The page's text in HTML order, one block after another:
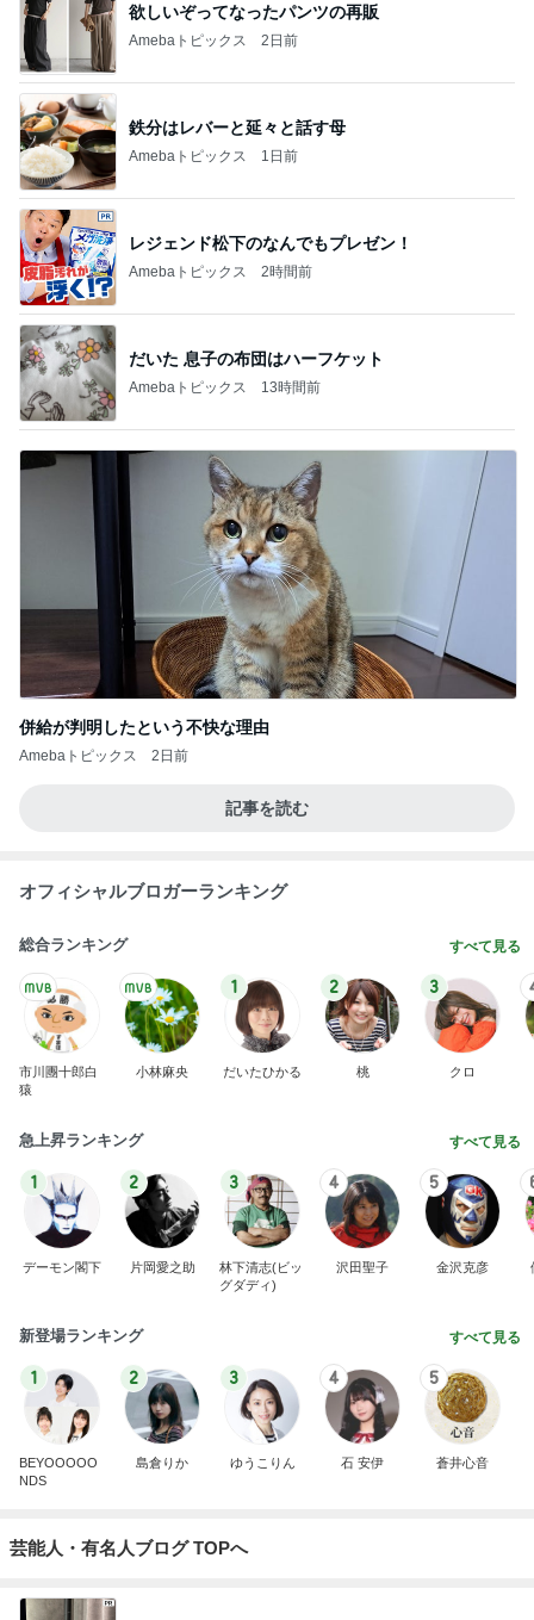
欲しいぞってなったパンツの再販
Amebaトピックス 2日前
鉄分はレバーと延々と話す母
Amebaトピックス 1日前
レジェンド松下のなんでもプレゼン！
Amebaトピックス 2時間前
だいた 息子の布団はハーフケット
Amebaトピックス 13時間前
併給が判明したという不快な理由
Amebaトピックス 2日前
記事を読む
オフィシャルブロガーランキング
総合ランキング すべて見る
市川團十郎白
猿
小林麻央
1
だいたひかる
2
桃
3
クロ
急上昇ランキング すべて見る
1
デーモン閣下
2
片岡愛之助
3
林下清志(ビッ
グダディ)
4
沢田聖子
5
金沢克彦
新登場ランキング すべて見る
1
BEYOOOOO
NDS
2
島倉りか
3
ゆうこりん
4
石 安伊
5
蒼井心音
芸能人・有名人ブログ TOPへ